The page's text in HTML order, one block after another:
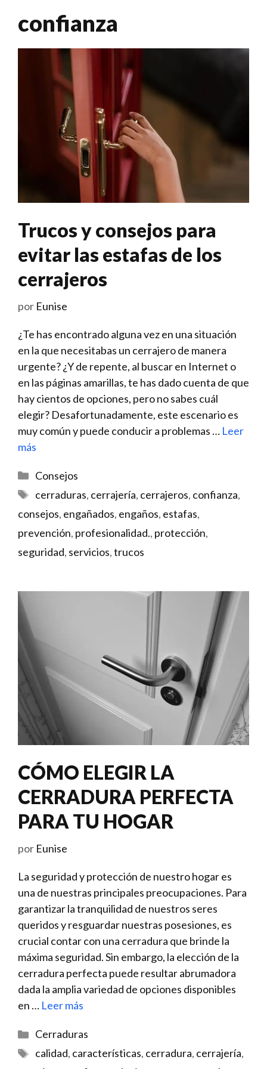
confianza
Trucos y consejos para
evitar las estafas de los
cerrajeros
por Eunise
¿Te has encontrado alguna vez en una situación
en la que necesitabas un cerrajero de manera
urgente? ¿Y de repente, al buscar en Internet o
en las páginas amarillas, te has dado cuenta de que
hay cientos de opciones, pero no sabes cuál
elegir? Desafortunadamente, este escenario es
muy común y puede conducir a problemas … Leer
más
Categorías
Consejos
Etiquetas
cerraduras, cerrajería, cerrajeros, confianza,
consejos, engañados, engaños, estafas,
prevención, profesionalidad., protección,
seguridad, servicios,trucos
CÓMO ELEGIR LA
CERRADURA PERFECTA
PARA TU HOGAR
por Eunise
La​ seguridad y protección de nuestro hogar ⁣es
una de nuestras principales preocupaciones. Para
garantizar la tranquilidad de nuestros seres
queridos y⁢ resguardar nuestras posesiones, es⁤
crucial contar con una cerradura que brinde la
máxima seguridad. Sin embargo, la elección ⁣de la
cerradura perfecta puede resultar abrumadora
dada la amplia variedad‌ de opciones disponibles
en … Leer más
Categorías
Cerraduras
Etiquetas
calidad, características, cerradura, cerrajería,